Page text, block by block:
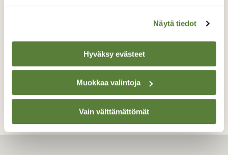
Näytä tiedot
Hyväksy evästeet
Muokkaa valintoja
Vain välttämättömät
Valokuvaaja: Simo Pilpola, Lieto 27.10.2018
TAKAISIN LISTAAN